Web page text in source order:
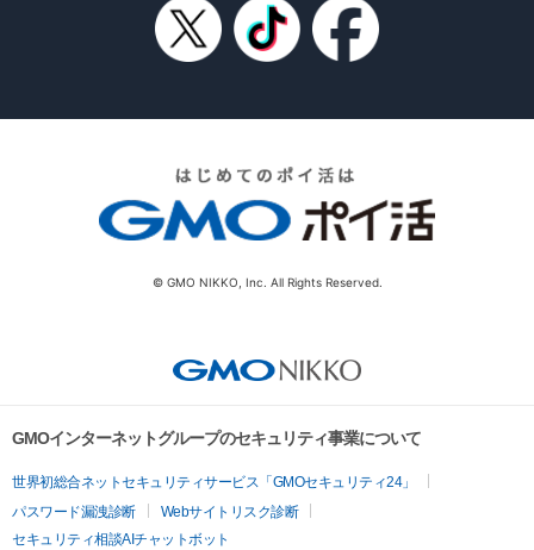
© GMO NIKKO, Inc. All Rights Reserved.
GMOインターネットグループのセキュリティ事業について
世界初総合ネットセキュリティサービス「GMOセキュリティ24」
パスワード漏洩診断
Webサイトリスク診断
セキュリティ相談AIチャットボット